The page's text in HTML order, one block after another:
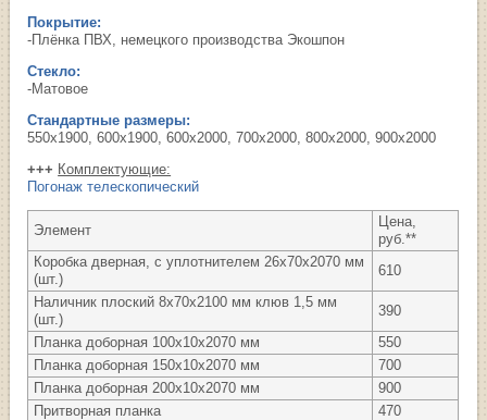
Покрытие:
-Плёнка ПВХ, немецкого производства Экошпон
Стекло:
-Матовое
Стандартные размеры:
550х1900, 600х1900, 600х2000, 700х2000, 800х2000, 900х2000
+++ Комплектующие:
Погонаж телескопический
Элемент
Цена,
руб.**
Коробка дверная, с уплотнителем 26х70х2070 мм
(шт.)
610
Наличник плоский 8х70х2100 мм клюв 1,5 мм
(шт.)
390
Планка доборная 100х10х2070 мм
550
Планка доборная 150х10х2070 мм
700
Планка доборная 200х10х2070 мм
900
Притворная планка
470